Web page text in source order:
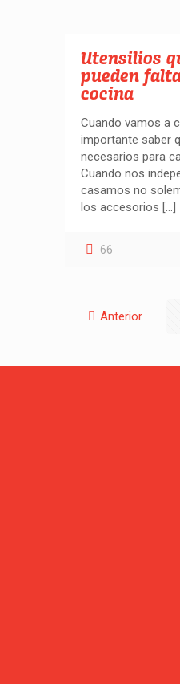
Utensilios
pueden
cocina
Cuando vamos a
importante saber
necesarios para
Cuando nos
casamos no
los accesorios […]
66
Anterior